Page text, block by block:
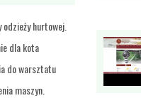
hurtowej.
dla kota
do warsztatu
maszyn.